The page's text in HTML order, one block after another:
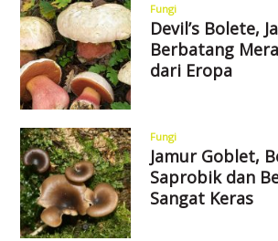
Fungi
Devil’s Bolete,
Berbatang
dari Eropa
Fungi
Jamur Goblet,
Saprobik dan
Sangat Keras